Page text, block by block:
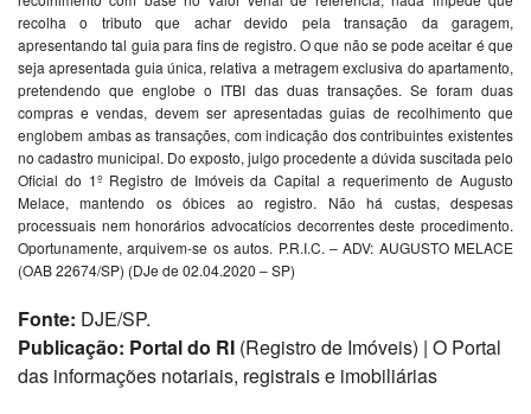
recolha o tributo que achar devido pela transação da garagem,
apresentando tal guia para fins de registro. O que não se pode aceitar é que
seja apresentada guia única, relativa a metragem exclusiva do apartamento,
pretendendo que englobe o ITBI das duas transações. Se foram duas
compras e vendas, devem ser apresentadas guias de recolhimento que
englobem ambas as transações, com indicação dos contribuintes existentes
no cadastro municipal. Do exposto, julgo procedente a dúvida suscitada pelo
Oficial do 1º Registro de Imóveis da Capital a requerimento de Augusto
Melace, mantendo os óbices ao registro. Não há custas, despesas
processuais nem honorários advocatícios decorrentes deste procedimento.
Oportunamente, arquivem-se os autos. P.R.I.C. – ADV: AUGUSTO MELACE
(OAB 22674/SP) (DJe de 02.04.2020 – SP)
Fonte: DJE/SP.
Publicação: Portal do RI (Registro de Imóveis) | O Portal
das informações notariais, registrais e imobiliárias